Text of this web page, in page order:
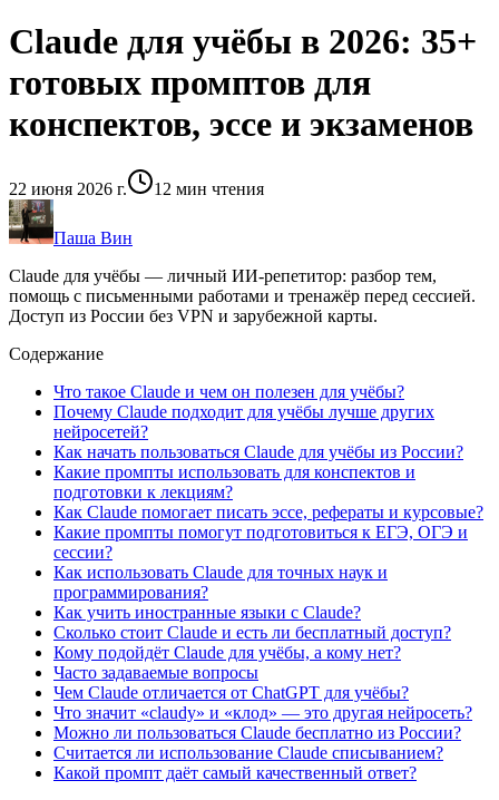
Claude для учёбы в 2026: 35+
готовых промптов для
конспектов, эссе и экзаменов
22 июня 2026 г. 12 мин чтения
Паша Вин
Claude для учёбы — личный ИИ-репетитор: разбор тем,
помощь с письменными работами и тренажёр перед сессией.
Доступ из России без VPN и зарубежной карты.
Содержание
Что такое Claude и чем он полезен для учёбы?
Почему Claude подходит для учёбы лучше других
нейросетей?
Как начать пользоваться Claude для учёбы из России?
Какие промпты использовать для конспектов и
подготовки к лекциям?
Как Claude помогает писать эссе, рефераты и курсовые?
Какие промпты помогут подготовиться к ЕГЭ, ОГЭ и
сессии?
Как использовать Claude для точных наук и
программирования?
Как учить иностранные языки с Claude?
Сколько стоит Claude и есть ли бесплатный доступ?
Кому подойдёт Claude для учёбы, а кому нет?
Часто задаваемые вопросы
Чем Claude отличается от ChatGPT для учёбы?
Что значит «claudy» и «клод» — это другая нейросеть?
Можно ли пользоваться Claude бесплатно из России?
Считается ли использование Claude списыванием?
Какой промпт даёт самый качественный ответ?